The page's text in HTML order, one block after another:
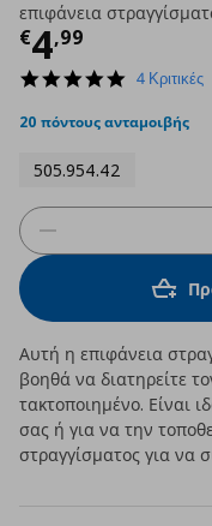
επιφάνεια
€4,99
Τρέχουσα
5.0
rating
4 Κριτικές
20 πόντους ανταμοιβής
505.954.42
Αυτή η επιφάνεια
βοηθά να διατηρείτε
τακτοποιημένο. Είναι
σας ή για να την
στραγγίσματος για να